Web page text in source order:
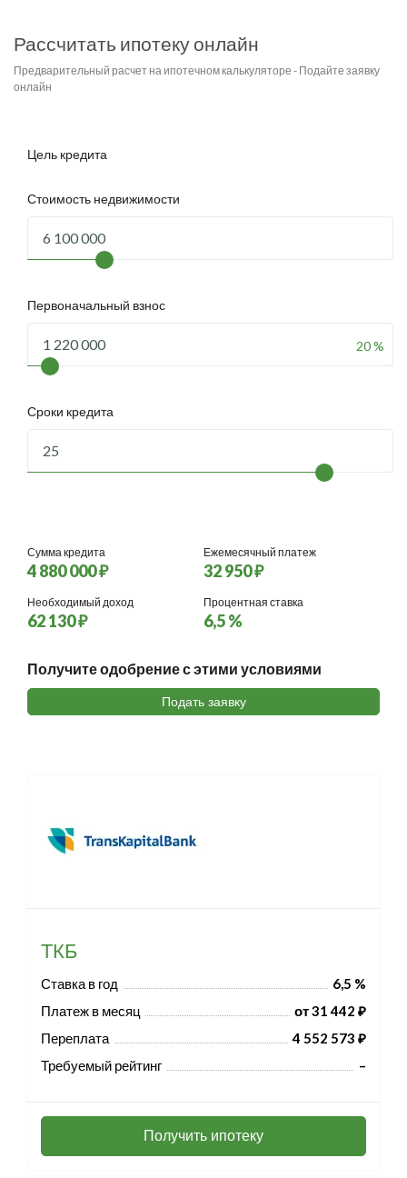
Рассчитать ипотеку онлайн
Предварительный расчет на ипотечном калькуляторе - Подайте заявку
онлайн
Цель кредита
Стоимость недвижимости
Первоначальный взнос
20 %
Сроки кредита
Сумма кредита
4 880 000 ₽
Ежемесячный платеж
32 950 ₽
Необходимый доход
62 130 ₽
Процентная ставка
6,5 %
Получите одобрение с этими условиями
Подать заявку
ТКБ
Ставка в год
6,5 %
Платеж в месяц
от 31 442 ₽
Переплата
4 552 573 ₽
Требуемый рейтинг
–
Получить ипотеку